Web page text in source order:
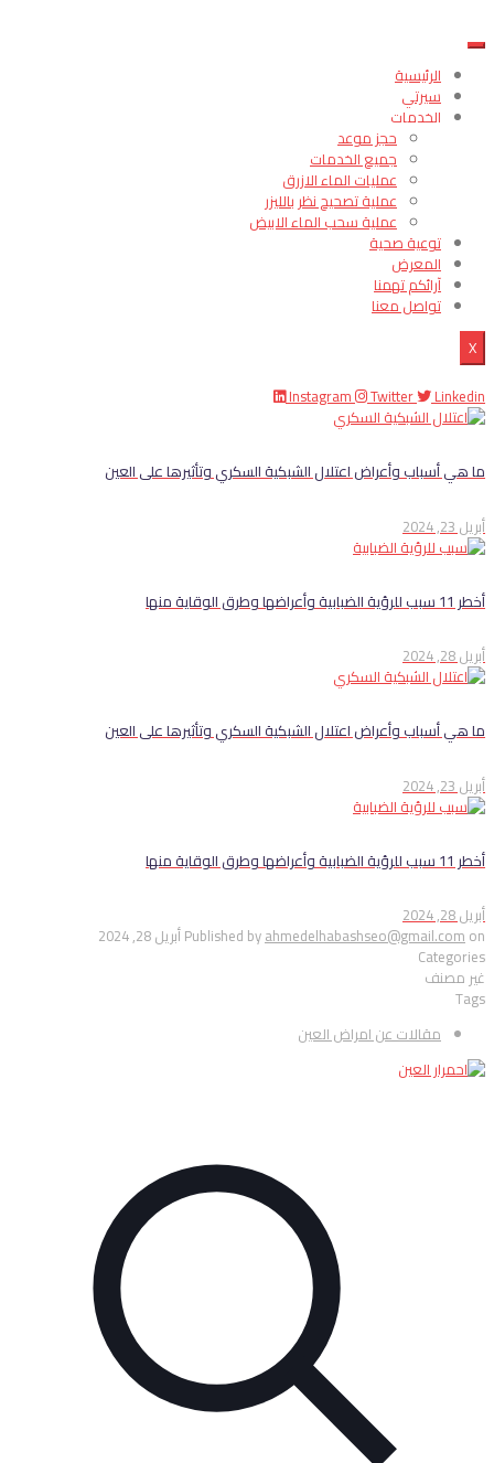
الرئيسية
سيرتي
الخدمات
حجز موعد
جميع الخدمات
عمليات الماء الازرق
عملية تصحيح نظر بالليزر
عملية سحب الماء الابيض
توعية صحية
المعرض
آرائكم تهمنا
تواصل معنا
X
Instagram Twitter Linkedin
ما هي أسباب وأعراض اعتلال الشبكية السكري وتأثيرها على العين
أبريل 23, 2024
أخطر 11 سبب للرؤية الضبابية وأعراضها وطرق الوقاية منها
أبريل 28, 2024
ما هي أسباب وأعراض اعتلال الشبكية السكري وتأثيرها على العين
أبريل 23, 2024
أخطر 11 سبب للرؤية الضبابية وأعراضها وطرق الوقاية منها
أبريل 28, 2024
Published byahmedelhabashseo@gmail.comon أبريل 28, 2024
Categories
غير مصنف
Tags
مقالات عن امراض العين